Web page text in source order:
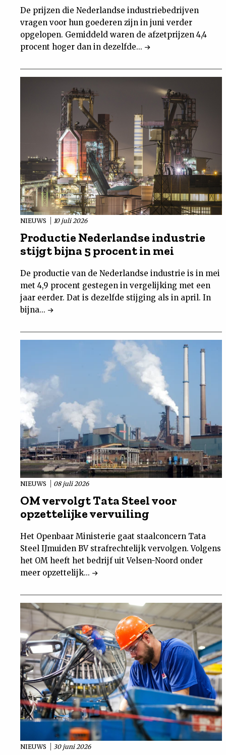
De prijzen die Nederlandse industriebedrijven
vragen voor hun goederen zijn in juni verder
opgelopen. Gemiddeld waren de afzetprijzen 4,4
procent hoger dan in dezelfde...
NIEUWS 10 juli 2026
Productie Nederlandse industrie
stijgt bijna 5 procent in mei
De productie van de Nederlandse industrie is in mei
met 4,9 procent gestegen in vergelijking met een
jaar eerder. Dat is dezelfde stijging als in april. In
bijna...
NIEUWS 08 juli 2026
OM vervolgt Tata Steel voor
opzettelijke vervuiling
Het Openbaar Ministerie gaat staalconcern Tata
Steel IJmuiden BV strafrechtelijk vervolgen. Volgens
het OM heeft het bedrijf uit Velsen-Noord onder
meer opzettelijk...
NIEUWS 30 juni 2026